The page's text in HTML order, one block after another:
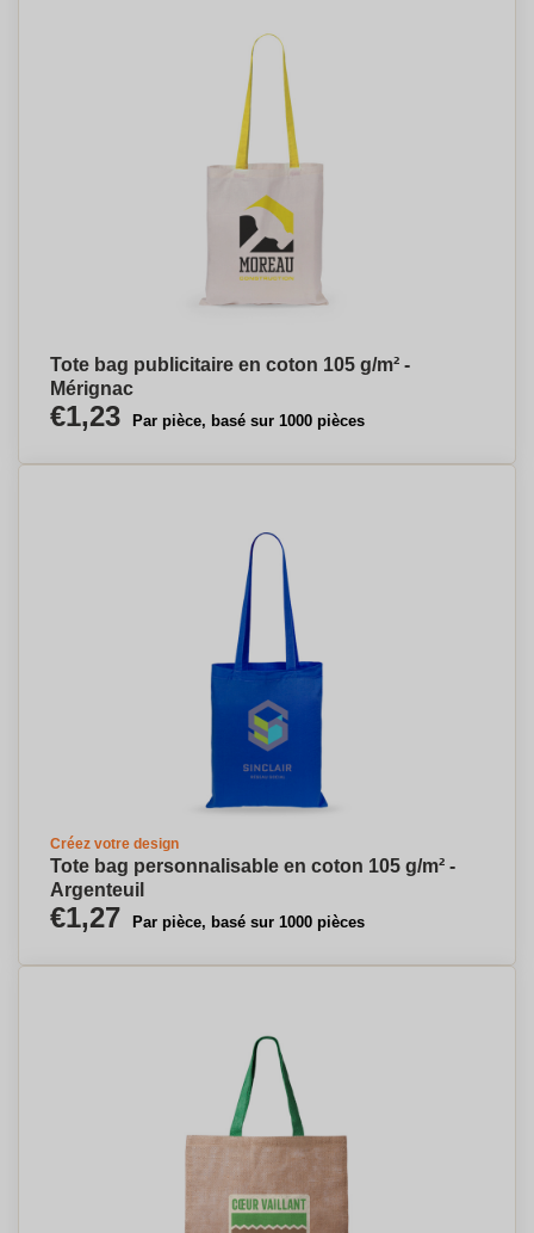
Tote bag publicitaire en coton 105 g/m² -
Mérignac
€1,23 Par pièce, basé sur 1000 pièces
Créez votre design
Tote bag personnalisable en coton 105 g/m² -
Argenteuil
€1,27 Par pièce, basé sur 1000 pièces